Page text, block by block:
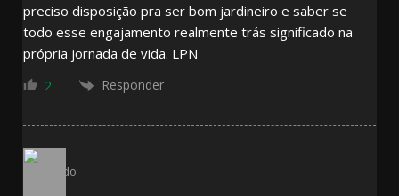
preciso disposição pra ser bom jardineiro e saber se
todo esse engajamento realmente trás significado na
própria jornada de vida. LPN
2 Responder